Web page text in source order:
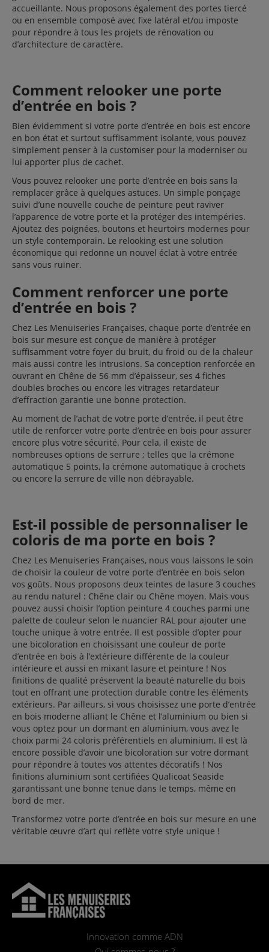
accueillante. Nous proposons également des portes tiercé
ou en ensemble composé avec fixe latéral et/ou imposte
pour répondre à tous les projets de rénovation ou
d’architecture de caractère.
Comment relooker une porte
d’entrée en bois ?
Bien évidemment si votre porte d’entrée en bois est encore
en bon état et surtout suffisamment isolante, vous pouvez
simplement penser à la customiser pour la moderniser ou
lui apporter plus de cachet.
Vous pouvez relooker une porte d’entrée en bois sans la
remplacer grâce à quelques astuces. Un simple ponçage
suivi d’une nouvelle couche de peinture peut raviver
l’apparence de votre porte et la protéger des intempéries.
Ajoutez des poignées, boutons et heurtoirs modernes pour
un style contemporain. Le relooking est une solution
économique qui redonne un nouvel éclat à votre entrée
sans vous ruiner.
Comment renforcer une porte
d’entrée en bois ?
Chez Les Menuiseries Françaises, chaque porte d’entrée en
bois sur mesure est conçue de manière à protéger
suffisamment votre foyer du bruit, du froid ou de la chaleur
mais aussi contre les intrusions. Sa conception renforcée en
ouvrant en Chêne de 56 mm d’épaisseur, ses 4 fiches
doubles broches ou encore les vitrages retardateur
d’effraction garantie une bonne protection.
Au moment de l’achat de votre porte d’entrée, il peut être
utile de renforcer votre porte d’entrée en bois pour assurer
encore plus votre sécurité. Pour cela, il existe de
nombreuses options de serrure ; telles que la crémone
automatique 5 points, la crémone automatique à crochets
ou encore la serrure de ville non débrayable.
Est-il possible de personnaliser le
coloris de ma porte en bois ?
Chez Les Menuiseries Françaises, nous vous laissons le soin
de choisir la couleur de votre porte d’entrée en bois selon
vos goûts. Nous proposons deux teintes de lasure 3 couches
au rendu naturel : Chêne clair ou Chêne moyen. Mais vous
pouvez aussi choisir l’option peinture 4 couches parmi une
palette de couleur selon le nuancier RAL pour ajouter une
touche unique à votre entrée. Il est possible d’opter pour
une bicoloration en choisissant une couleur de porte
d’entrée en bois à l’extérieure différente de la couleur
intérieure et aussi en mixant lasure et peinture ! Nos
finitions de qualité préservent la beauté naturelle du bois
tout en offrant une protection durable contre les éléments
extérieurs. Par ailleurs, si vous choisissez une porte d’entrée
en bois moderne alliant le Chêne et l’aluminium ou bien si
vous optez pour un dormant en aluminium, vous avez le
choix parmi 24 coloris préférentiels en aluminium. Il est là
encore possible d’avoir une bicoloration sur votre dormant
pour répondre à toutes vos attentes décoratifs ! Nos
finitions aluminium sont certifiées Qualicoat Seaside
garantissant une bonne tenue dans le temps, même en
bord de mer.
Transformez votre porte d’entrée en bois sur mesure en une
véritable œuvre d’art qui reflète votre style unique !
Innovation comme ADN